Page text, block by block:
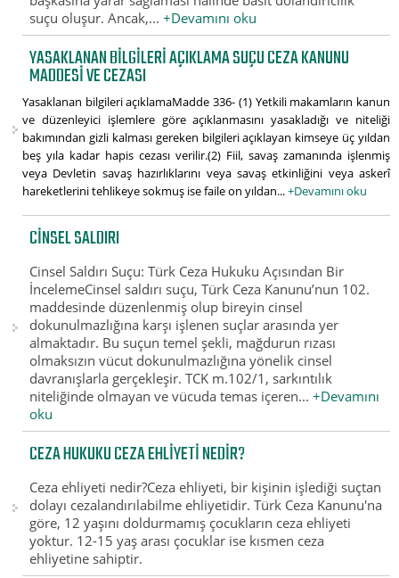
suçu oluşur. Ancak,...+Devamını oku
YASAKLANAN BILGILERI AÇIKLAMA SUÇU CEZA KANUNU
MADDESI VE CEZASI
Yasaklanan bilgileri açıklamaMadde 336- (1) Yetkili makamların kanun
ve düzenleyici işlemlere göre açıklanmasını yasakladığı ve niteliği
bakımından gizli kalması gereken bilgileri açıklayan kimseye üç yıldan
beş yıla kadar hapis cezası verilir.(2) Fiil, savaş zamanında işlenmiş
veya Devletin savaş hazırlıklarını veya savaş etkinliğini veya askerî
hareketlerini tehlikeye sokmuş ise faile on yıldan...+Devamını oku
CINSEL SALDIRI
Cinsel Saldırı Suçu: Türk Ceza Hukuku Açısından Bir
İncelemeCinsel saldırı suçu, Türk Ceza Kanunu’nun 102.
maddesinde düzenlenmiş olup bireyin cinsel
dokunulmazlığına karşı işlenen suçlar arasında yer
almaktadır. Bu suçun temel şekli, mağdurun rızası
olmaksızın vücut dokunulmazlığına yönelik cinsel
davranışlarla gerçekleşir. TCK m.102/1, sarkıntılık
niteliğinde olmayan ve vücuda temas içeren...+Devamını
oku
CEZA HUKUKU CEZA EHLIYETI NEDIR?
Ceza ehliyeti nedir?Ceza ehliyeti, bir kişinin işlediği suçtan
dolayı cezalandırılabilme ehliyetidir. Türk Ceza Kanunu'na
göre, 12 yaşını doldurmamış çocukların ceza ehliyeti
yoktur. 12-15 yaş arası çocuklar ise kısmen ceza
ehliyetine sahiptir.